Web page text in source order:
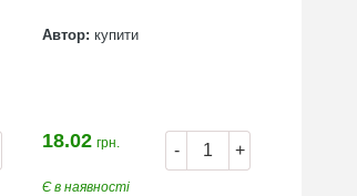
Автор: купити
- +
18.02 грн.
Є в наявності